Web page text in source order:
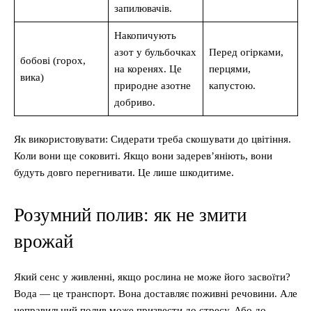
запилювачів.
бобові (горох,
вика)
Накопичують
азот у бульбочках
на коренях. Це
природне азотне
добриво.
Перед огірками,
перцями,
капустою.
Як використовувати: Сидерати треба скошувати до цвітіння.
Коли вони ще соковиті. Якщо вони задерев’яніють, вони
будуть довго перегнивати. Це лише шкодитиме.
Розумний полив: як не змити
врожай
Який сенс у живленні, якщо рослина не може його засвоїти?
Вода — це транспорт. Вона доставляє поживні речовини. Але